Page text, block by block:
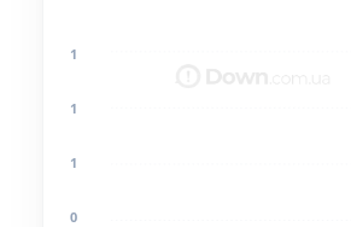
1
1
1
0